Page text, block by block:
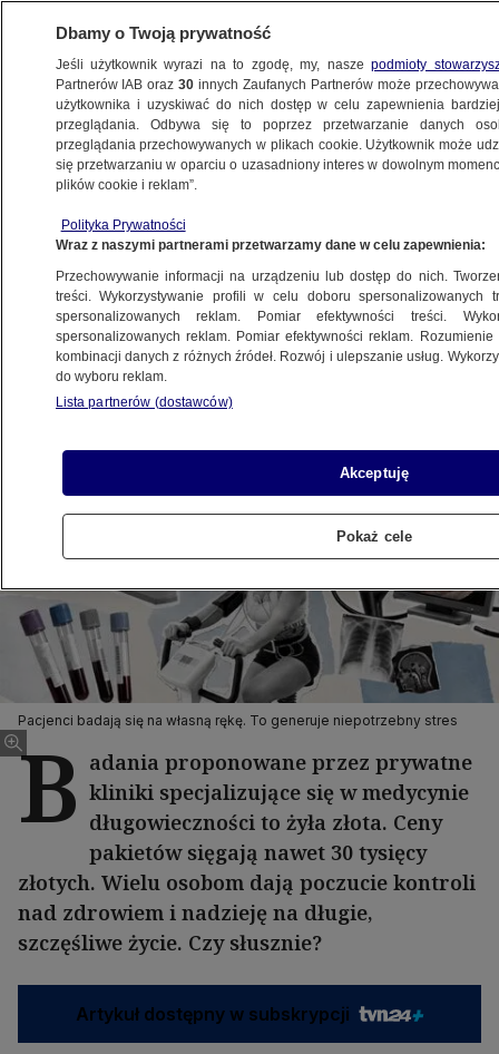
ZDROWIE
ZDROWIE
"Wybadać" długowieczność. Co jest
stratą czasu, a co warto zrobić?
Zuzanna Kuffel
24.06.2026, 13:49
Posłuchaj artykułu
Pacjenci badają się na własną rękę. To generuje niepotrzebny stres
B adania proponowane przez prywatne
kliniki specjalizujące się w medycynie
długowieczności to żyła złota. Ceny
pakietów sięgają nawet 30 tysięcy
złotych. Wielu osobom dają poczucie kontroli
nad zdrowiem i nadzieję na długie,
szczęśliwe życie. Czy słusznie?
Artykuł dostępny w subskrypcji
Dbamy o Twoją prywatność
Jeśli użytkownik wyrazi na to zgodę, my, naszepodmioty
Partnerów IAB oraz30 innych Zaufanych Partnerów może
użytkownika i uzyskiwać do nich dostęp w celu zapewnienia
przeglądania. Odbywa się to poprzez przetwarzanie danych
przeglądania przechowywanych w plikach cookie. Użytkownik może
się przetwarzaniu w oparciu o uzasadniony interes w dowolnym
plików cookie i reklam”.
Polityka Prywatności
Wraz z naszymi partnerami przetwarzamy dane w celu zapewnienia:
Przechowywanie informacji na urządzeniu lub dostęp do nich.
treści. Wykorzystywanie profili w celu doboru spersonalizowanych
spersonalizowanych reklam. Pomiar efektywności treści.
spersonalizowanych reklam. Pomiar efektywności reklam.
kombinacji danych z różnych źródeł. Rozwój i ulepszanie usług.
do wyboru reklam.
Lista partnerów (dostawców)
Akceptuję
Pokaż cele